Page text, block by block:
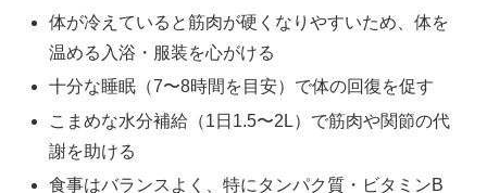
体が冷えていると筋肉が硬くなりやすいため、体を
温める入浴・服装を心がける
十分な睡眠（7〜8時間を目安）で体の回復を促す
こまめな水分補給（1日1.5〜2L）で筋肉や関節の代
謝を助ける
食事はバランスよく、特にタンパク質・ビタミンB